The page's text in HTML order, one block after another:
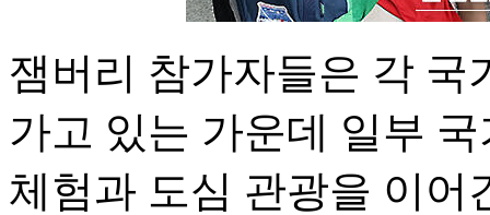
잼버리 참가자들은 각 국
가고 있는 가운데 일부
체험과 도심 관광을 이어